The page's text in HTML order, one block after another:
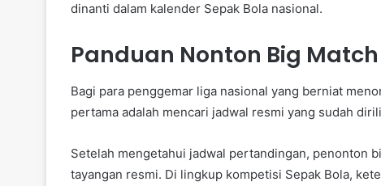
dinanti dalam kalender Sepak Bola nasional.
Panduan Nonton Big
Bagi para penggemar liga nasional yang berniat
pertama adalah mencari jadwal resmi yang sudah
Setelah mengetahui jadwal pertandingan, penonton
tayangan resmi. Di lingkup kompetisi Sepak Bola,